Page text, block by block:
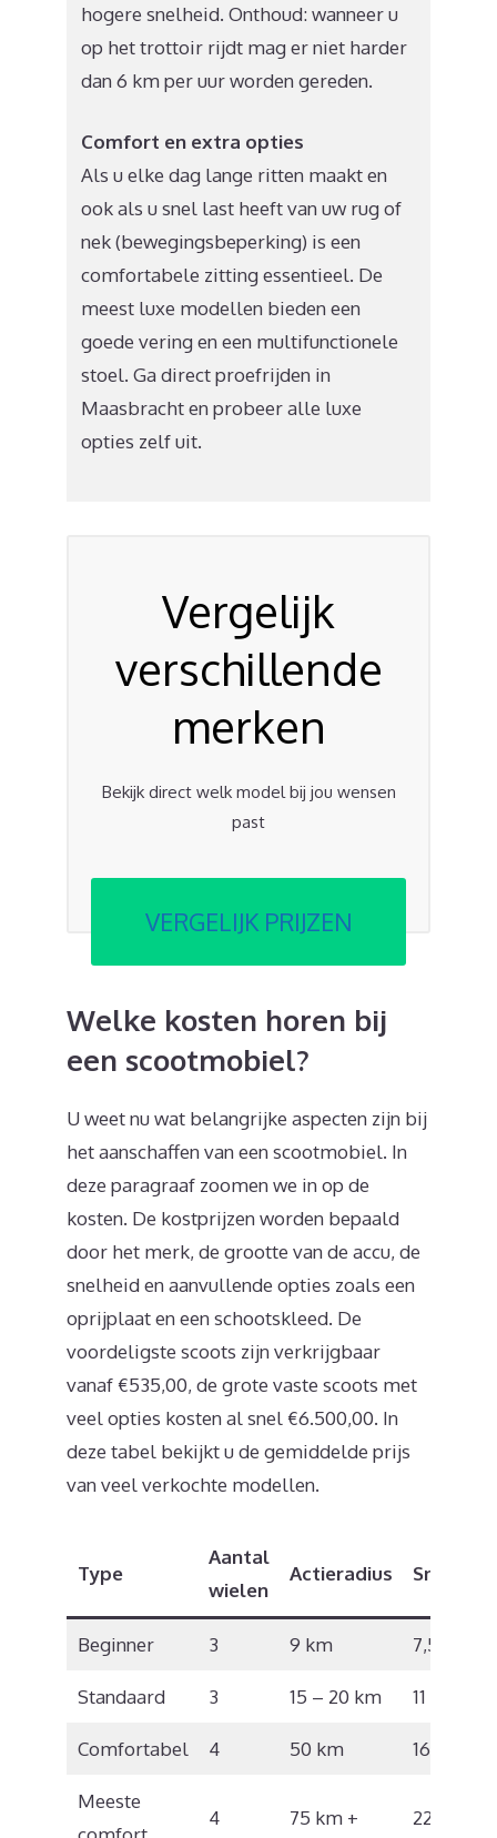
hogere snelheid. Onthoud: wanneer u
op het trottoir rijdt mag er niet harder
dan 6 km per uur worden gereden.
Comfort en extra opties
Als u elke dag lange ritten maakt en
ook als u snel last heeft van uw rug of
nek (bewegingsbeperking) is een
comfortabele zitting essentieel. De
meest luxe modellen bieden een
goede vering en een multifunctionele
stoel. Ga direct proefrijden in
Maasbracht en probeer alle luxe
opties zelf uit.
Vergelijk
verschillende
merken
Bekijk direct welk model bij jou wensen
past
VERGELIJK PRIJZEN
Welke kosten horen bij
een scootmobiel?
U weet nu wat belangrijke aspecten zijn bij
het aanschaffen van een scootmobiel. In
deze paragraaf zoomen we in op de
kosten. De kostprijzen worden bepaald
door het merk, de grootte van de accu, de
snelheid en aanvullende opties zoals een
oprijplaat en een schootskleed. De
voordeligste scoots zijn verkrijgbaar
vanaf €535,00, de grote vaste scoots met
veel opties kosten al snel €6.500,00. In
deze tabel bekijkt u de gemiddelde prijs
van veel verkochte modellen.
Type
Aantal
wielen
Actieradius Snelheid
Beginner 3 9 km 7,5 km/u
Standaard 3 15 – 20 km 11 km/u
Comfortabel 4 50 km 16 km/u
Meeste
4 75 km + 22 km/u